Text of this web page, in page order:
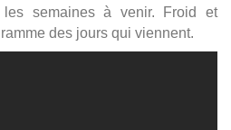
les semaines à venir. Froid et
des jours qui viennent.